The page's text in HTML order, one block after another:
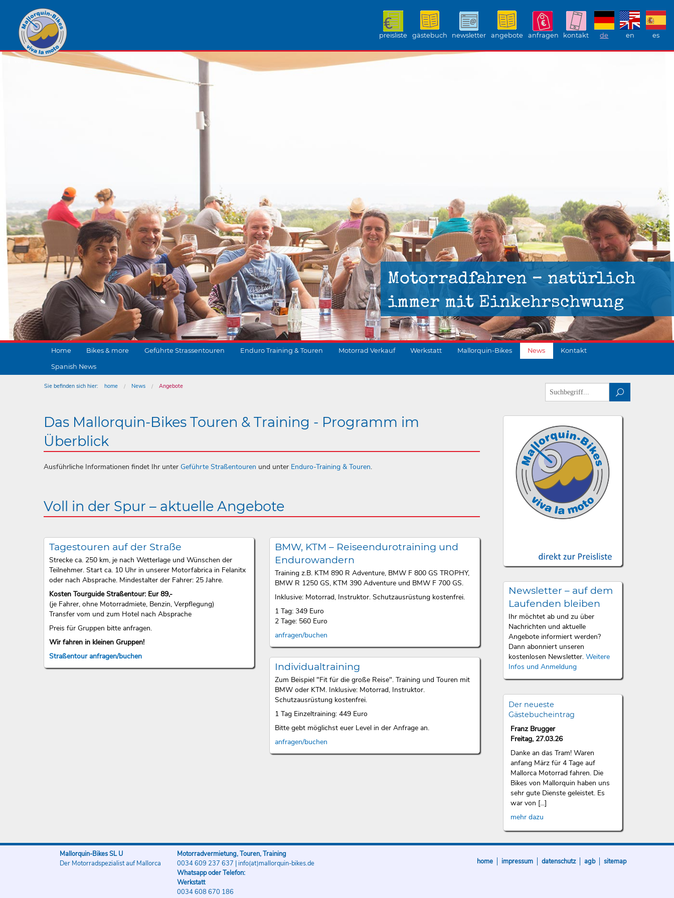
preisliste gästebuch newsletter angebote anfragen kontakt de en es
Motorradfahren – natürlich
immer mit Einkehrschwung
1
Home Bikes & more Geführte Strassentouren Enduro Training & Touren Motorrad Verkauf Werkstatt Mallorquin-Bikes News Kontakt
Spanish News
Sie befinden sich hier: home News
Angebote
Newsletter – auf dem
Laufenden bleiben
Ihr möchtet ab und zu über
Nachrichten und aktuelle
Angebote informiert werden?
Dann abonniert unseren
kostenlosen Newsletter. Weitere
Infos und Anmeldung
Der neueste
Gästebucheintrag
Franz Brugger
Freitag, 27.03.26
Danke an das Tram! Waren
anfang März für 4 Tage auf
Mallorca Motorrad fahren. Die
Bikes von Mallorquin haben uns
sehr gute Dienste geleistet. Es
war von [...]
mehr dazu
Das Mallorquin-Bikes Touren & Training - Programm im
Überblick
Ausführliche Informationen findet Ihr unter Geführte Straßentouren und unter Enduro-Training & Touren.
Voll in der Spur – aktuelle Angebote
Tagestouren auf der Straße
Strecke ca. 250 km, je nach Wetterlage und Wünschen der
Teilnehmer. Start ca. 10 Uhr in unserer Motorfabrica in Felanitx
oder nach Absprache. Mindestalter der Fahrer: 25 Jahre.
Kosten Tourguide Straßentour: Eur 89,-
(je Fahrer, ohne Motorradmiete, Benzin, Verpflegung)
Transfer vom und zum Hotel nach Absprache
Preis für Gruppen bitte anfragen.
Wir fahren in kleinen Gruppen!
Straßentour anfragen/buchen
BMW, KTM – Reiseendurotraining und
Endurowandern
Training z.B. KTM 890 R Adventure, BMW F 800 GS TROPHY,
BMW R 1250 GS, KTM 390 Adventure und BMW F 700 GS.
Inklusive: Motorrad, Instruktor. Schutzausrüstung kostenfrei.
1 Tag: 349 Euro
2 Tage: 560 Euro
anfragen/buchen
Individualtraining
Zum Beispiel "Fit für die große Reise". Training und Touren mit
BMW oder KTM. Inklusive: Motorrad, Instruktor.
Schutzausrüstung kostenfrei.
1 Tag Einzeltraining: 449 Euro
Bitte gebt möglichst euer Level in der Anfrage an.
anfragen/buchen
Mallorquin-Bikes SL U
Der Motorradspezialist auf Mallorca
Motorradvermietung, Touren, Training
0034 609 237 637 |info(at)mallorquin-bikes.de
Whatsapp oder Telefon:
Werkstatt
0034 608 670 186
home impressum datenschutz agb sitemap